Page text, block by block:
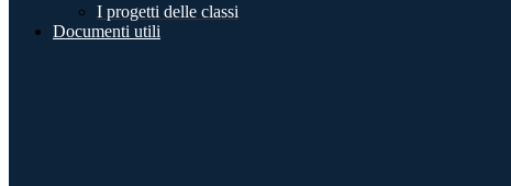
I progetti delle classi
Documenti utili